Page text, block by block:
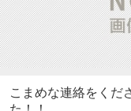
こまめな連絡をくだ